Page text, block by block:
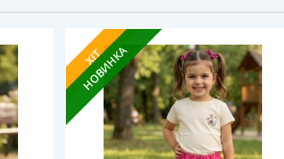
ХІТ
НОВИНКА